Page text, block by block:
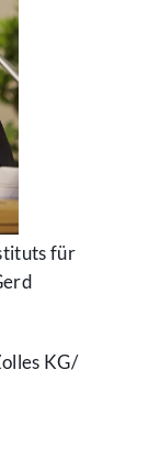
für
KG/​